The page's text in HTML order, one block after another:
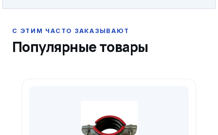
Популярные товары